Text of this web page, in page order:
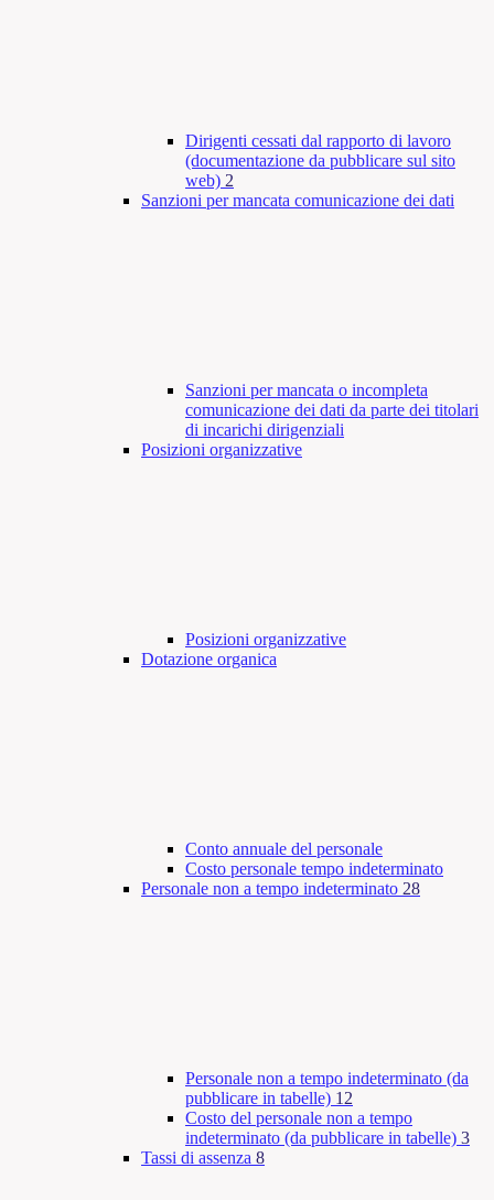
Dirigenti cessati dal rapporto di lavoro
(documentazione da pubblicare sul sito
web) 2
Sanzioni per mancata comunicazione dei dati
Sanzioni per mancata o incompleta
comunicazione dei dati da parte dei titolari
di incarichi dirigenziali
Posizioni organizzative
Posizioni organizzative
Dotazione organica
Conto annuale del personale
Costo personale tempo indeterminato
Personale non a tempo indeterminato 28
Personale non a tempo indeterminato (da
pubblicare in tabelle) 12
Costo del personale non a tempo
indeterminato (da pubblicare in tabelle) 3
Tassi di assenza 8